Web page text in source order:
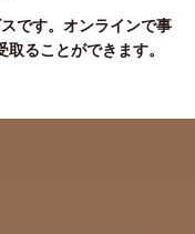
です。オンラインで事
ることができます。